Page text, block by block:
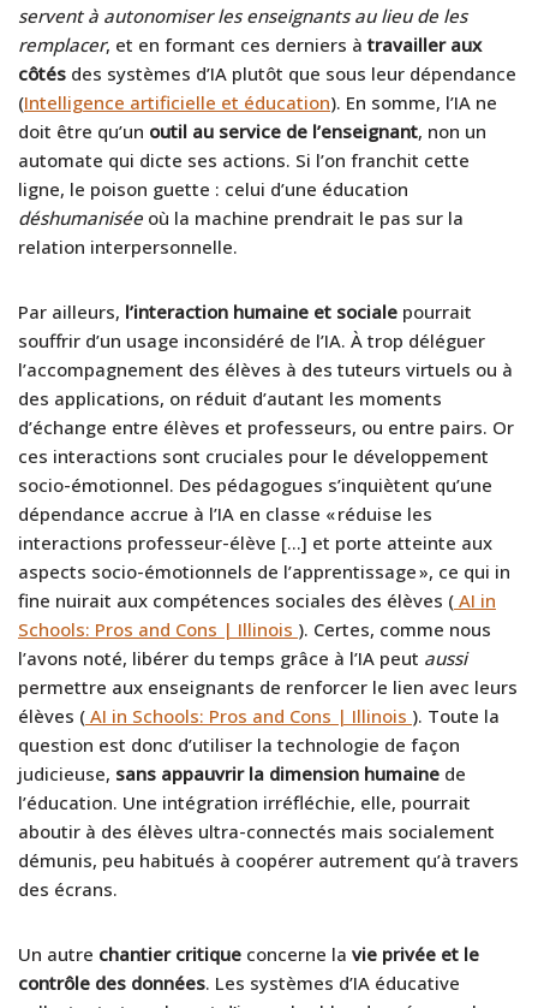
servent à autonomiser les enseignants au lieu de les
remplacer, et en formant ces derniers àtravailler aux
côtés des systèmes d’IA plutôt que sous leur dépendance
(Intelligence artificielle et éducation). En somme, l’IA ne
doit être qu’un outil au service de l’enseignant, non un
automate qui dicte ses actions. Si l’on franchit cette
ligne, le poison guette : celui d’une éducation
déshumanisée où la machine prendrait le pas sur la
relation interpersonnelle.
Par ailleurs, l’interaction humaine et sociale pourrait
souffrir d’un usage inconsidéré de l’IA. À trop déléguer
l’accompagnement des élèves à des tuteurs virtuels ou à
des applications, on réduit d’autant les moments
d’échange entre élèves et professeurs, ou entre pairs. Or
ces interactions sont cruciales pour le développement
socio-émotionnel. Des pédagogues s’inquiètent qu’une
dépendance accrue à l’IA en classe « réduise les
interactions professeur-élève […] et porte atteinte aux
aspects socio-émotionnels de l’apprentissage », ce qui in
fine nuirait aux compétences sociales des élèves ( AI in
Schools: Pros and Cons | Illinois ). Certes, comme nous
l’avons noté, libérer du temps grâce à l’IA peut aussi
permettre aux enseignants de renforcer le lien avec leurs
élèves ( AI in Schools: Pros and Cons | Illinois ). Toute la
question est donc d’utiliser la technologie de façon
judicieuse, sans appauvrir la dimension humaine de
l’éducation. Une intégration irréfléchie, elle, pourrait
aboutir à des élèves ultra-connectés mais socialement
démunis, peu habitués à coopérer autrement qu’à travers
des écrans.
Un autre chantier critique concerne la vie privée et le
contrôle des données. Les systèmes d’IA éducative